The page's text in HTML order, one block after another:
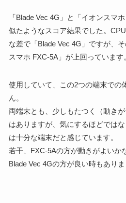
「Blade Vec 4G」と「イオンスマ
似たようなスコア結果でした。
な差で「Blade Vec 4G」ですが、
スマホ FXC-5A」が上回っています
使用していて、この2つの端末での
ん。
両端末とも、少しもたつく（動き
はありますが、気にするほどでは
は十分な端末だと感じています。
若干、FXC-5Aの方が動きがよいか
Blade Vec 4Gの方が良い時もありま